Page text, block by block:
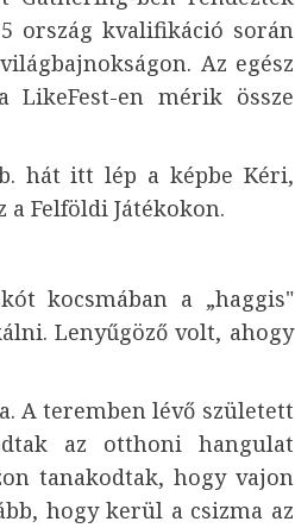
ország kvalifikáció során
Az egész
LikeFest-en mérik össze
hát itt lép a képbe Kéri,
Felföldi Játékokon.
kocsmában a „haggis"
Lenyűgöző volt, ahogy
A teremben lévő született
az otthoni hangulat
tanakodtak, hogy vajon
hogy kerül a csizma az